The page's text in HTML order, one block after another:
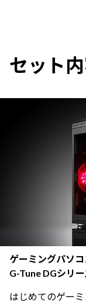
セット
ゲーミングパソコ
G-Tune DGシリ
はじめてのゲー